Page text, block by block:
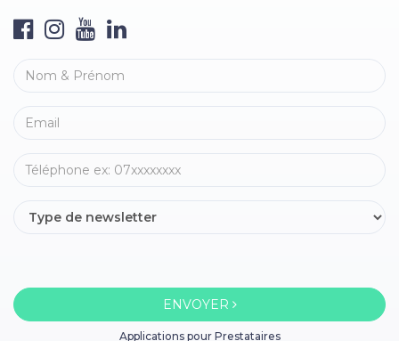
ENVOYER
Applications pour Prestataires